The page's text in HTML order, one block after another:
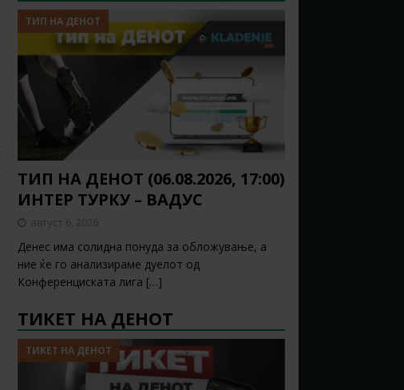
ТИП НА ДЕНОТ
ТИП НА ДЕНОТ (06.08.2026, 17:00)
ИНТЕР ТУРКУ – ВАДУС
август 6, 2026
Денес има солидна понуда за обложување, а
ние ќе го анализираме дуелот од
Конференциската лига […]
ТИКЕТ НА ДЕНОТ
ТИКЕТ НА ДЕНОТ